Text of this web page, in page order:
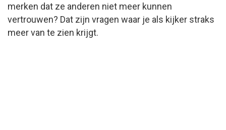
merken dat ze anderen niet meer kunnen
vertrouwen? Dat zijn vragen waar je als kijker straks
meer van te zien krijgt.